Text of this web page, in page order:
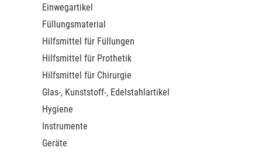
Einwegartikel
Füllungsmaterial
Hilfsmittel für Füllungen
Hilfsmittel für Prothetik
Hilfsmittel für Chirurgie
Glas-, Kunststoff-, Edelstahlartikel
Hygiene
Instrumente
Geräte